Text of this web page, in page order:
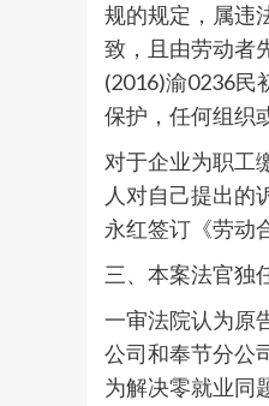
规的规定，属违
致，且由劳动者
(2016)渝0236民
保护，任何组织
对于企业为职工
人对自己提出的
永红签订《劳动
三、本案法官独
一审法院认为原
公司和奉节分公
为解决零就业同